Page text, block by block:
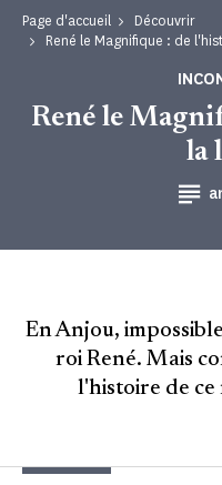
Page d'accueil
Découvrir
René le Magnifique : de
René le
la
En Anjou,
roi René. Mais
l'histoire de ce